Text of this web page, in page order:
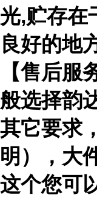
光,贮存在
良好的地
【售后服
般选择韵
其它要求
明），大
这个您可